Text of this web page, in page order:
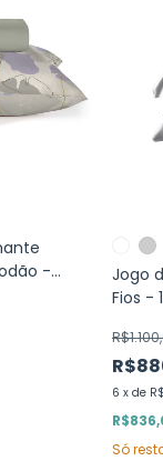
-
Jogo
Fios -
6 x de
Só